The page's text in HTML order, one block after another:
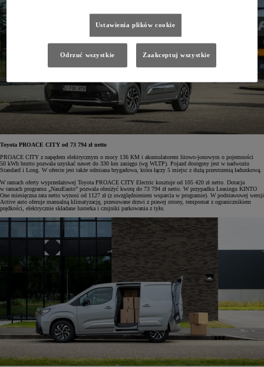
Toyota PROACE CITY od 73 794 zł netto
PROACE CITY z napędem elektrycznym o mocy 136 KM i akumulatorem litowo-jonowym o pojemności
50 kWh brutto pozwala uzyskać nawet do 330 km zasięgu (wg WLTP). Pojazd dostępny jest w nadwoziu
Standard i Long. W ofercie jest także odmiana brygadowa, która łączy 5 miejsc z dużą przestrzenią ładunkową.
W ramach oferty wyprzedażowej Toyota PROACE CITY Electric kosztuje od 105 420 zł netto. Dotacja
w ramach programu „NaszEauto” pozwala obniżyć kwotę do 73 794 zł netto. W przypadku Leasingu KINTO
One miesięczna rata netto wynosi od 1127 zł (z uwzględnieniem wsparcia w programie). W podstawowej wersji
Active auto oferuje manualną klimatyzację, przesuwane drzwi z prawej strony, tempomat z ogranicznikiem
prędkości, elektrycznie składane lusterka i czujniki parkowania z tyłu.
Ustawienia plików cookie
Odrzuć wszystkie Zaakceptuj wszystkie